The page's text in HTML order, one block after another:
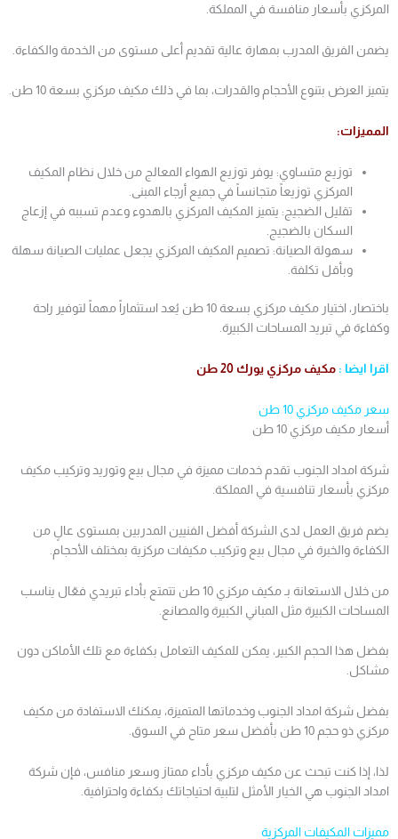
المركزي بأسعار منافسة في المملكة.
يضمن الفريق المدرب بمهارة عالية تقديم أعلى مستوى من الخدمة والكفاءة.
يتميز العرض بتنوع الأحجام والقدرات، بما في ذلك مكيف مركزي بسعة 10 طن.
المميزات:
توزيع متساوي: يوفر توزيع الهواء المعالج من خلال نظام المكيف
المركزي توزيعاً متجانساً في جميع أرجاء المبنى.
تقليل الضجيج: يتميز المكيف المركزي بالهدوء وعدم تسببه في إزعاج
السكان بالضجيج.
سهولة الصيانة: تصميم المكيف المركزي يجعل عمليات الصيانة سهلة
وبأقل تكلفة.
باختصار، اختيار مكيف مركزي بسعة 10 طن يُعد استثماراً مهماً لتوفير راحة
وكفاءة في تبريد المساحات الكبيرة.
اقرا ايضا : مكيف مركزي يورك 20 طن
سعر مكيف مركزي 10 طن
أسعار مكيف مركزي 10 طن
شركة امداد الجنوب تقدم خدمات مميزة في مجال بيع وتوريد وتركيب مكيف
مركزي بأسعار تنافسية في المملكة.
يضم فريق العمل لدى الشركة أفضل الفنيين المدربين بمستوى عالٍ من
الكفاءة والخبرة في مجال بيع وتركيب مكيفات مركزية بمختلف الأحجام.
من خلال الاستعانة بـ مكيف مركزي 10 طن تتمتع بأداء تبريدي فعّال يناسب
المساحات الكبيرة مثل المباني الكبيرة والمصانع.
بفضل هذا الحجم الكبير، يمكن للمكيف التعامل بكفاءة مع تلك الأماكن دون
مشاكل.
بفضل شركة امداد الجنوب وخدماتها المتميزة، يمكنك الاستفادة من مكيف
مركزي ذو حجم 10 طن بأفضل سعر متاح في السوق.
لذا، إذا كنت تبحث عن مكيف مركزي بأداء ممتاز وسعر منافس، فإن شركة
امداد الجنوب هي الخيار الأمثل لتلبية احتياجاتك بكفاءة واحترافية.
مميزات المكيفات المركزية